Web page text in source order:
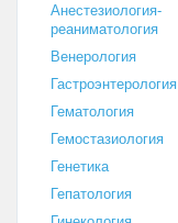
Анестезиология-
реаниматология
Венерология
Гастроэнтерология
Гематология
Гемостазиология
Генетика
Гепатология